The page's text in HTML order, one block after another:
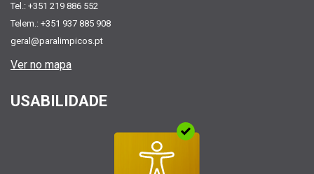
Tel.: +351 219 886 552
Telem.: +351 937 885 908
geral@paralimpicos.pt
Ver no mapa
USABILIDADE